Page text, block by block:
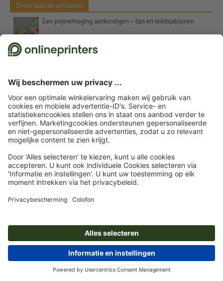
Onze laatste artikelen
Een prijsverhoging aankondigen – tips en tekstsjablonen
Etalageversiering voor Kerstmis: Tips en inspiratie